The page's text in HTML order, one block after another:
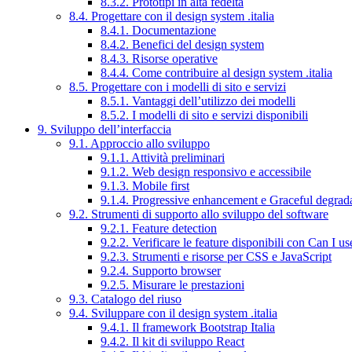
8.4. Progettare con il design system .italia
8.4.1. Documentazione
8.4.2. Benefici del design system
8.4.3. Risorse operative
8.4.4. Come contribuire al design system .italia
8.5. Progettare con i modelli di sito e servizi
8.5.1. Vantaggi dell’utilizzo dei modelli
8.5.2. I modelli di sito e servizi disponibili
9. Sviluppo dell’interfaccia
9.1. Approccio allo sviluppo
9.1.1. Attività preliminari
9.1.2. Web design responsivo e accessibile
9.1.3. Mobile first
9.1.4. Progressive enhancement e Graceful
9.2. Strumenti di supporto allo sviluppo del software
9.2.1. Feature detection
9.2.2. Verificare le feature disponibili con Can I
9.2.3. Strumenti e risorse per CSS e JavaScript
9.2.4. Supporto browser
9.2.5. Misurare le prestazioni
9.3. Catalogo del riuso
9.4. Sviluppare con il design system .italia
9.4.1. Il framework Bootstrap Italia
9.4.2. Il kit di sviluppo React